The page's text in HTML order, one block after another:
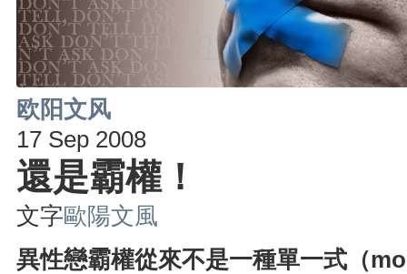
欧阳文风
17 Sep 2008
還是霸權！
文字歐陽文風
異性戀霸權從來不是一種單一式（